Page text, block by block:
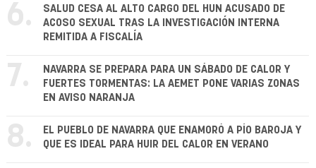
6.
SALUD CESA AL ALTO CARGO DEL HUN ACUSADO DE
ACOSO SEXUAL TRAS LA INVESTIGACIÓN INTERNA
REMITIDA A FISCALÍA
7.
NAVARRA SE PREPARA PARA UN SÁBADO DE CALOR Y
FUERTES TORMENTAS: LA AEMET PONE VARIAS ZONAS
EN AVISO NARANJA
8.
EL PUEBLO DE NAVARRA QUE ENAMORÓ A PÍO BAROJA Y
QUE ES IDEAL PARA HUIR DEL CALOR EN VERANO